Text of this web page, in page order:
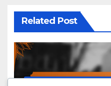
Related Post